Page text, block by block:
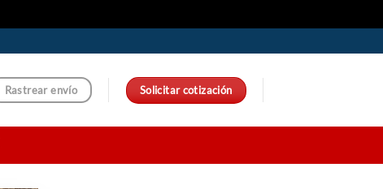
Rastrear envío Solicitar cotización